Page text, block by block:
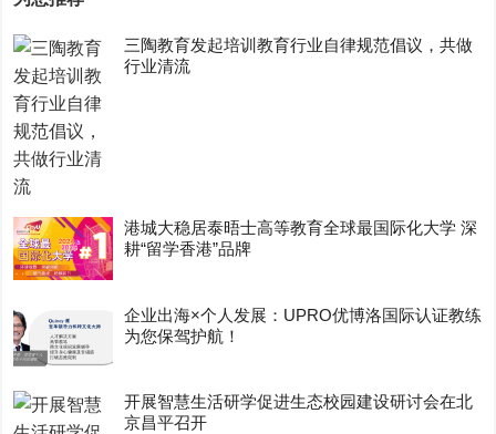
三陶教育发起培训教育行业自律规范倡议，共做
行业清流
港城大稳居泰晤士高等教育全球最国际化大学 深
耕“留学香港”品牌
企业出海×个人发展：UPRO优博洛国际认证教练
为您保驾护航！
开展智慧生活研学促进生态校园建设研讨会在北
京昌平召开